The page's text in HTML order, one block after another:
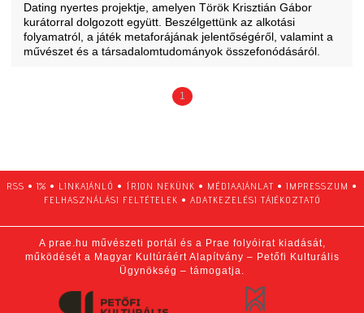
Dating nyertes projektje, amelyen Török Krisztián Gábor
kurátorral dolgozott együtt. Beszélgettünk az alkotási
folyamatról, a játék metaforájának jelentőségéről, valamint a
művészet és a társadalomtudományok összefonódásáról.
1
RSS • 1% • LINKAJÁNLÓ • ÍRJON NEKÜNK • MÉDIAAJÁNLAT • IMPRESSZUM •
FELHASZNÁLÁSI FELTÉTELEK • ADATKEZELÉSI TÁJÉKOZTATÓ
A prae.hu művészeti portál és a Prae folyóirat kiadását,
működését a Magyar Kultúráért Alapítvány – Petőfi Kulturális
Ügynökség – támogatja.